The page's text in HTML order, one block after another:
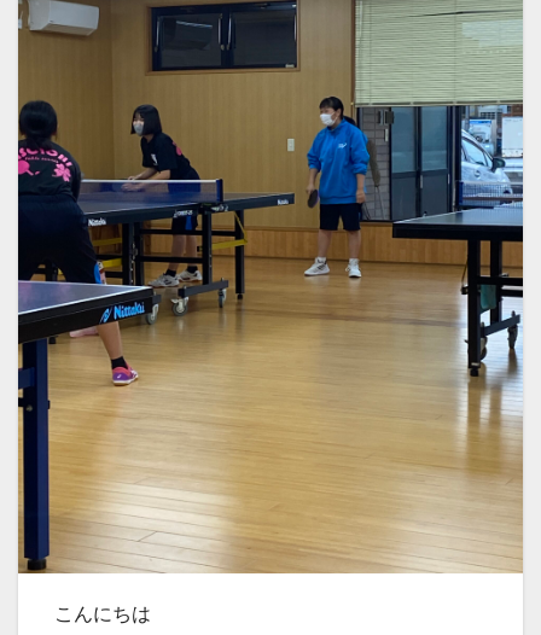
こんにちは